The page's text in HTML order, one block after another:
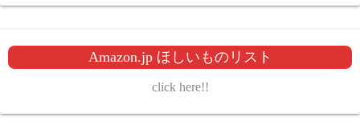
Amazon.jp ほしいものリスト
click here!!